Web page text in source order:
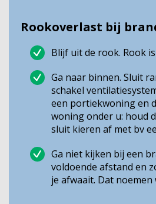
Rookoverlast bij
Blijf uit de rook. Rook
Ga naar binnen. Sluit
schakel
een portiekwoning en
woning onder u: houd
sluit kieren af met bv
Ga niet kijken bij een
voldoende afstand en
je afwaait. Dat noemen